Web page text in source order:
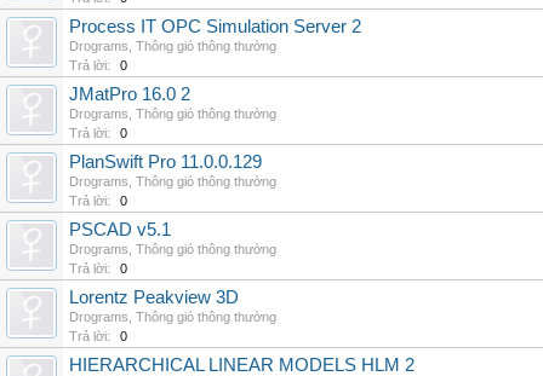
Process IT OPC Simulation Server 2
Drograms Thông gió thông thường
Trả lời:
0
JMatPro 16.0 2
Drograms Thông gió thông thường
Trả lời:
0
PlanSwift Pro 11.0.0.129
Drograms Thông gió thông thường
Trả lời:
0
PSCAD v5.1
Drograms Thông gió thông thường
Trả lời:
0
Lorentz Peakview 3D
Drograms Thông gió thông thường
Trả lời:
0
HIERARCHICAL LINEAR MODELS HLM 2